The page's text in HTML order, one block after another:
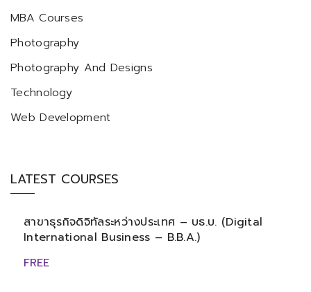
MBA Courses
Photography
Photography And Designs
Technology
Web Development
LATEST COURSES
สาขาธุรกิจดิจิทัลระหว่างประเทศ – บธ.บ. (Digital
International Business – B.B.A.)
FREE